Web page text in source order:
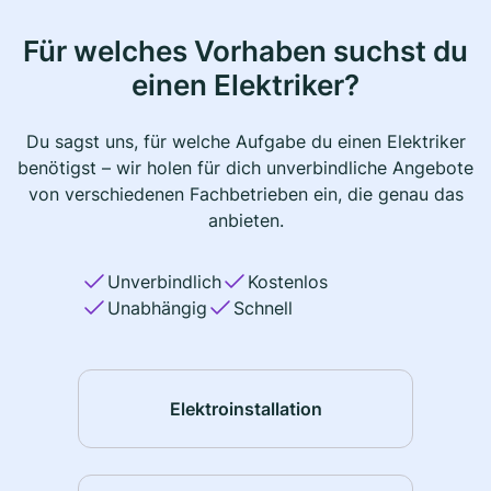
Für welches Vorhaben suchst du
einen Elektriker?
Du sagst uns, für welche Aufgabe du einen Elektriker
benötigst – wir holen für dich unverbindliche Angebote
von verschiedenen Fachbetrieben ein, die genau das
anbieten.
Unverbindlich
Kostenlos
Unabhängig
Schnell
Elektroinstallation